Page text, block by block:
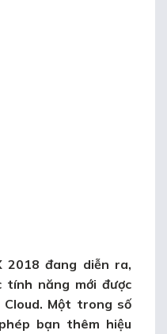
2018 đang diễn ra,
tính năng mới được
Một trong số
bạn thêm hiệu